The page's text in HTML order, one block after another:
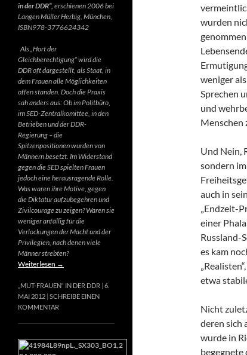
wurden
weniger
Sprechen
und
Menschen
Und Nein,
sondern
auch in
„Endzeit-
einer
Russland-
es kam
etwa
Nicht
deren sich
wurde in
begegnete
in der DDR“, erschienen 2006 bei
Langen Müller Herbig, München,
ISBN978-3776624342
Als „Hort der
Gleichberechtigung“ wird die
DDR oft dargestellt, als Staat, in
dem Frauen alle Möglichkeiten
offen standen. Doch die Praxis
sah anders aus: Ob im Politbüro,
im SED-Zentralkomittee, in den
Betrieben und der DDR-
Regierung – die
Spitzenpositionen wurden von
Männern besetzt. Im Widerstand
gegen die SED spielten Frauen
jedoch eine herausragende Rolle.
Was waren ihre Motive, gegen
die Diktatur aufzubegehren und
Zivilcourage zu zeigen? Waren sie
weniger anfällig für die
Verlockungen der Macht und der
Privilegien, nach denen viele
Männer strebten?
Weiterlesen →
„MUT-FRAUEN“ IN DER DDR 6.
MAI 2012 SCHREIBE EINEN
KOMMENTAR